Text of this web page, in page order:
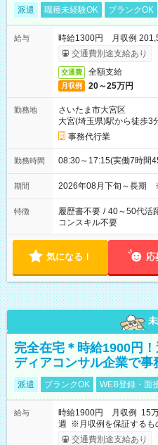
派遣 職種未経験OK ブランクOK
給与
時給1300円 月収例
交通費別途支給あり
交通費 全額支給
月収例 20～25万円
勤務地
さいたま市大宮区
大宮(埼玉県)駅から徒歩3
事務代行業
勤務時間 08:30～17:15(実働7時間
期間 2026年08月下旬～長期
特徴 履歴書不要 / 40～50代活
コンスキル不要
気になる！ 応
完全在宅＊時給1900円
ディアコンサル企業で事
派遣 ブランクOK WEB登録・面
給与
時給1900円 月収例 15
週 ※月収例を保証するも
ービス利用可（利用条件有
交通費別途支給あり